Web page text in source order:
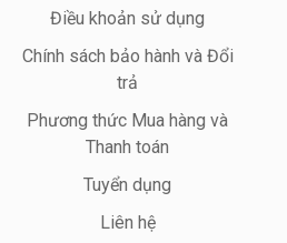
Điều khoản sử dụng
Chính sách bảo hành và Đổi
trả
Phương thức Mua hàng và
Thanh toán
Tuyển dụng
Liên hệ